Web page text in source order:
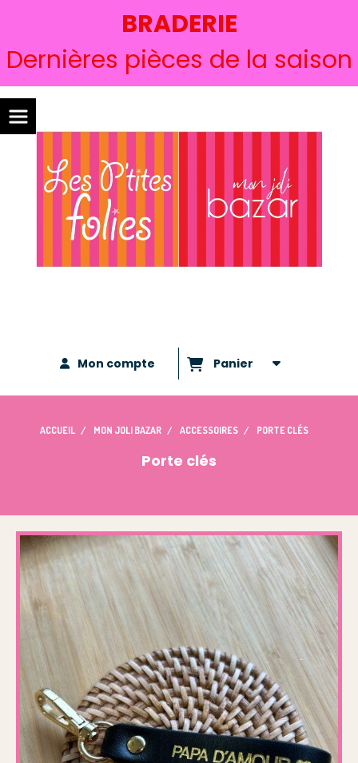
BRADERIE
Dernières pièces de la saison
Mon compte Panier
ACCUEIL MON JOLI BAZAR ACCESSOIRES PORTE CLÉS
Porte clés